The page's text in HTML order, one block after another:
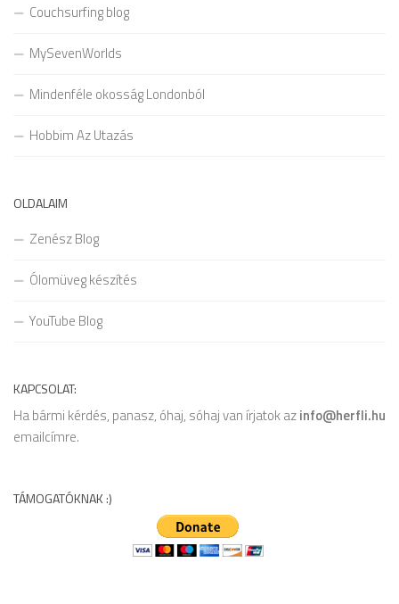
Couchsurfing blog
MySevenWorlds
Mindenféle okosság Londonból
Hobbim Az Utazás
OLDALAIM
Zenész Blog
Ólomüveg készítés
YouTube Blog
KAPCSOLAT:
Ha bármi kérdés, panasz, óhaj, sóhaj van írjatok azinfo@herfli.hu
emailcímre.
TÁMOGATÓKNAK :)